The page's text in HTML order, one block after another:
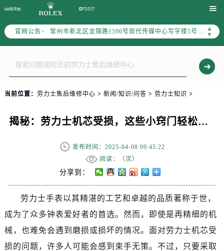

官网公告>
▲
▼
常州市新北区龙锦路1590号现代传媒中心写字楼5号楼10层1008室（需提前预约）
徐州市鼓楼区淮海东路29号苏宁广场IFC国际金融中心写字楼35层3508室（需提前预约）
扬州市邗江区国展路29号星耀天地写字楼1号楼18层1803室（需提前预约）
盐城市盐都区世纪大道5号盐城金融城写字楼1号楼16层1604室（需提前预约）
济南市历下区经十路11111号华润中心写字楼（万象城）15层1508室（需提前预约）
广州市天河区天河路230号万菱汇国际中心写字楼A塔7层704室（需提前预约）
广州市越秀区环市东路371-375号世界贸易中心大厦南塔写字楼15层07室（需提前预约）
深圳市罗湖区深南东路5001号华润大厦写字楼17层1701室（需提前预约）
惠州市惠城区江北文昌一路7号华贸大厦写字楼1座30层05室（需提前预约）
当前位置： 劳力士售后维修中心 > 新闻/知识/问答 > 劳力士知识 >
揭秘：劳力士机芯受损，这些小窍门轻松修复！
发布时间：2025-04-08 09:45:22
阅读：（次）
分享到：
劳力士手表以其精湛的工艺和卓越的品质著称于世，
成为了众多钟表爱好者的首选。然而，即使是再精细的机
械，也难免会遇到磨损或损坏的情况。面对劳力士机芯受
损的问题，许多人可能会感到束手无策。不过，只要采取